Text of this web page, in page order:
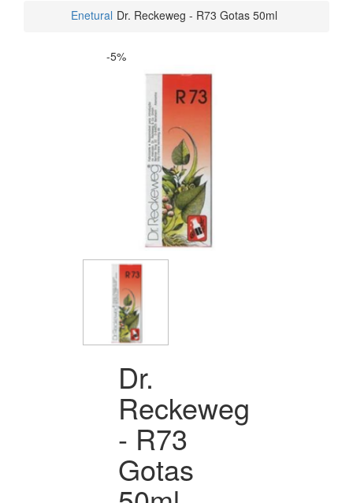
Enetural Dr. Reckeweg - R73 Gotas 50ml
-5%
Dr.
Reckeweg
- R73
Gotas